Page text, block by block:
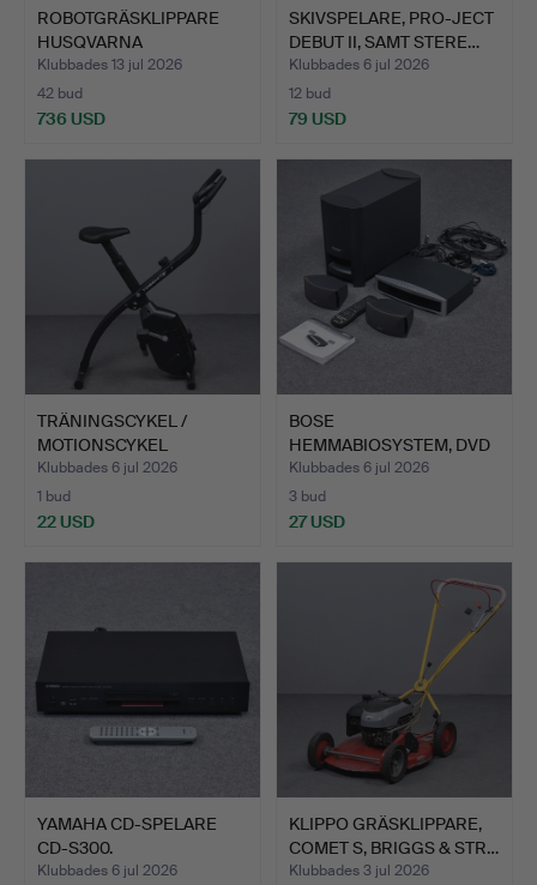
ROBOTGRÄSKLIPPARE
HUSQVARNA
AUTOMOWER 420 …
Klubbades 13 jul 2026
42 bud
736 USD
SKIVSPELARE, PRO-JECT
DEBUT II, SAMT STERE…
Klubbades 6 jul 2026
12 bud
79 USD
TRÄNINGSCYKEL /
MOTIONSCYKEL
"YOSEMITE" ST…
Klubbades 6 jul 2026
1 bud
22 USD
BOSE
HEMMABIOSYSTEM, DVD
HOME ENTERTAINMEN…
Klubbades 6 jul 2026
3 bud
27 USD
YAMAHA CD-SPELARE
CD-S300.
Klubbades 6 jul 2026
KLIPPO GRÄSKLIPPARE,
COMET S, BRIGGS & STR…
Klubbades 3 jul 2026